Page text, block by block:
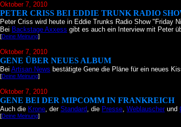
Oktober 7, 2010
PETER CRISS BEI EDDIE TRUNK RADIO
Peter Criss wird heute in Eddie Trunks Radio Show "Friday
Bei Backstage Axxess gibt es auch ein Interview mit Peter
[Deine Meinung]
Oktober 7, 2010
GENE ÜBER NEUES ALBUM
Bei Artisan News bestätigte Gene die Pläne für ein neues
[Deine Meinung]
Oktober 7, 2010
GENE BEI DER MIPCOMM IN FRANKREICH
Auch die Krone, der Standard, die Presse, Weblauscherund
[Deine Meinung]